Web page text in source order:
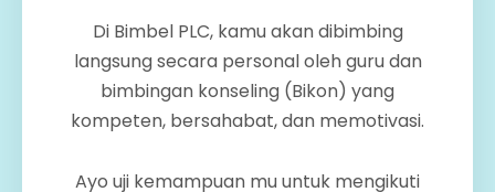
Di Bimbel PLC, kamu akan dibimbing
langsung secara personal oleh guru dan
bimbingan konseling (Bikon) yang
kompeten, bersahabat, dan memotivasi.
Ayo uji kemampuan mu untuk mengikuti